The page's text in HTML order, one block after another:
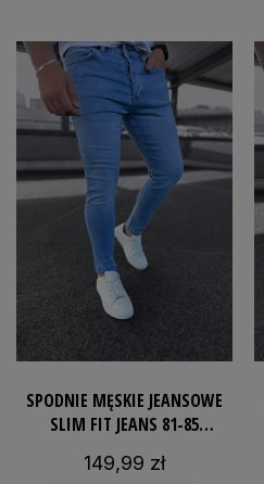
SPODNIE MĘSKIE JEANSOWE
SLIM FIT JEANS 81-85
149,99 zł